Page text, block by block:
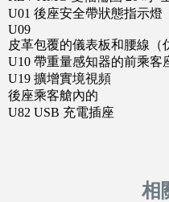
U01 後座安全帶狀態指示燈
U09
皮革包覆的儀表板和腰線（
U10 帶重量感知器的前乘客
U19 擴增實境視頻
後座乘客艙內的
U82 USB 充電插座